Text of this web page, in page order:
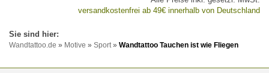
versandkostenfrei ab 49€ innerhalb von Deutschland
Wandtattoo.de » Motive » Sport » Wandtattoo Tauchen ist wie Fliegen